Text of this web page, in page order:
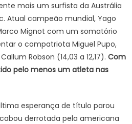
mais um surfista da Austrália
Atual campeão mundial, Yago
Mignot com um somatório
o compatriota Miguel Pupo,
Robson (14,03 a 12,17). Com
pelo menos um atleta nas
esperança de título parou
derrotada pela americana